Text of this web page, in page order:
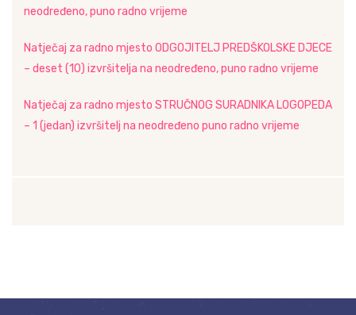
neodređeno, puno radno vrijeme
Natječaj za radno mjesto ODGOJITELJ PREDŠKOLSKE DJECE
– deset (10) izvršitelja na neodređeno, puno radno vrijeme
Natječaj za radno mjesto STRUČNOG SURADNIKA LOGOPEDA
– 1 (jedan) izvršitelj na neodređeno puno radno vrijeme